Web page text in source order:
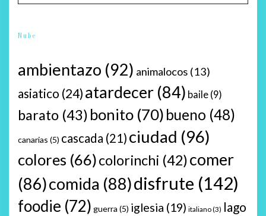
Nube
ambientazo (92) animalocos (13)
asiatico (24) atardecer (84) baile (9)
barato (43) bonito (70) bueno (48)
canarias (5) cascada (21) ciudad (96)
colores (66)colorinchi (42)comer
(86)comida (88)disfrute (142)
foodie (72) guerra (5) iglesia (19) italiano(3) lago